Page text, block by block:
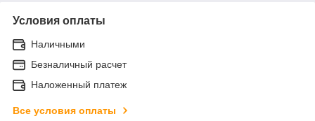
Условия оплаты
Наличными
Безналичный расчет
Наложенный платеж
Все условия оплаты